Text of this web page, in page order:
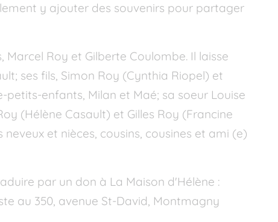
y ajouter des souvenirs pour partager
Roy et Gilberte Coulombe. Il laisse
ses fils, Simon Roy (Cynthia Riopel) et
enfants, Milan et Maé; sa soeur Louise
(Hélène Casault) et Gilles Roy (Francine
et nièces, cousins, cousines et ami (e)
par un don à La Maison d'Hélène :
au 350, avenue St-David, Montmagny